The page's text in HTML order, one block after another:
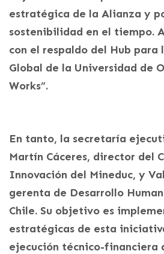
estratégica de la Alianza y
sostenibilidad en el tiempo.
con el respaldo del Hub para
Global de la Universidad de
Works”.
En tanto, la secretaría
Martín Cáceres, director del
Innovación del Mineduc, y
gerenta de Desarrollo
Chile. Su objetivo es
estratégicas de esta
ejecución técnico-financiera